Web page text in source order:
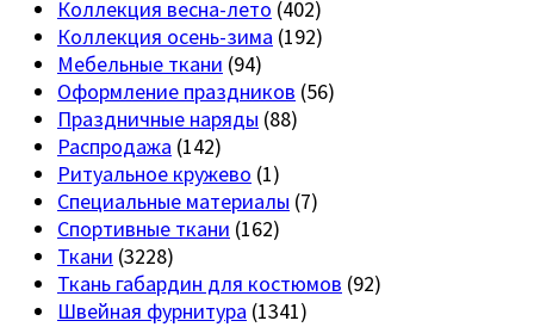
Коллекция весна-лето (402)
Коллекция осень-зима (192)
Мебельные ткани (94)
Оформление праздников (56)
Праздничные наряды (88)
Распродажа (142)
Ритуальное кружево (1)
Специальные материалы (7)
Спортивные ткани (162)
Ткани (3228)
Ткань габардин для костюмов (92)
Швейная фурнитура (1341)